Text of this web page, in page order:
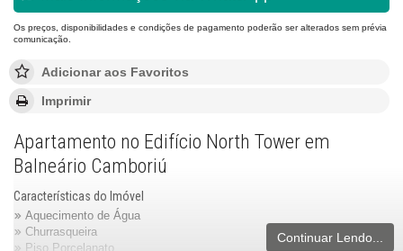
Os preços, disponibilidades e condições de pagamento poderão ser alterados sem prévia
comunicação.
Adicionar aos Favoritos
Imprimir
Apartamento no Edifício North Tower em
Balneário Camboriú
Características do Imóvel
Aquecimento de Água
Churrasqueira
Piso Porcelanato
Continuar Lendo...